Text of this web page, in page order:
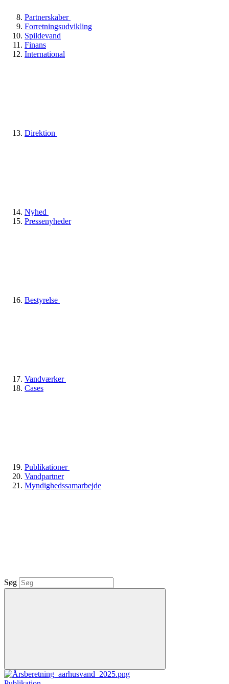
Partnerskaber
Forretningsudvikling
Spildevand
Finans
International
Direktion
Nyhed
Pressenyheder
Bestyrelse
Vandværker
Cases
Publikationer
Vandpartner
Myndighedssamarbejde
Søg